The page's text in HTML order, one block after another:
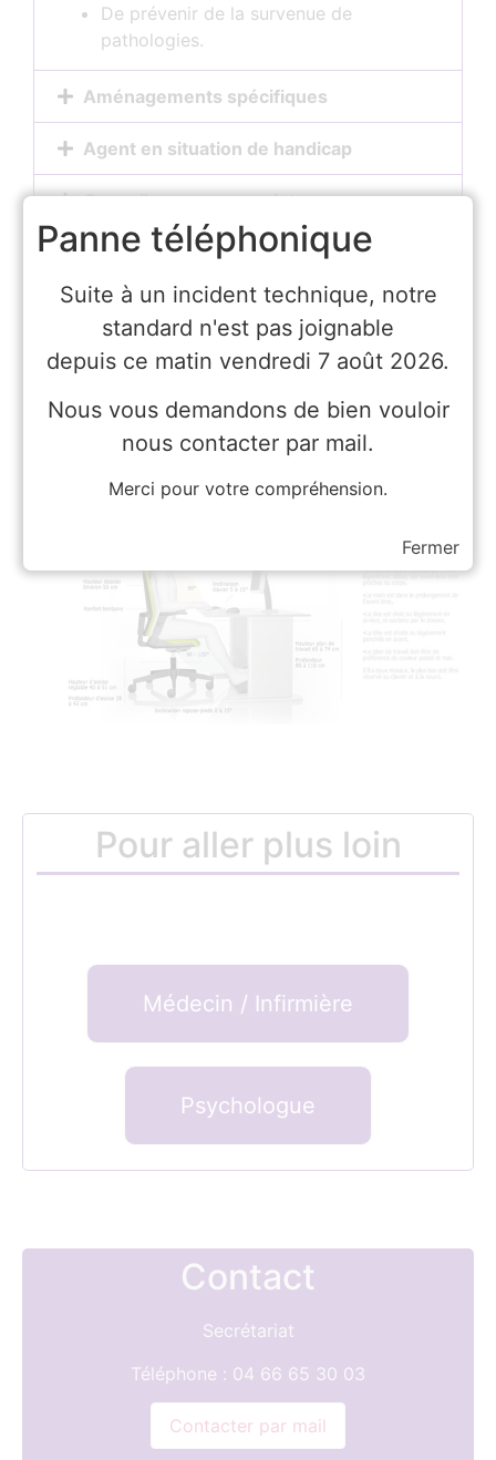
De prévenir de la survenue de
pathologies.
Aménagements spécifiques
Agent en situation de handicap
Conseils pour vos projets
Mesure
Exemple d'application en
ergonomie
Pour aller plus loin
Médecin / Infirmière
Psychologue
Contact
Secrétariat
Téléphone : 04 66 65 30 03
Fermer
Panne téléphonique
Suite à un incident technique, notre
standard n'est pas joignable
depuis ce matin vendredi 7 août 2026.
Nous vous demandons de bien vouloir
nous contacter par mail.
Merci pour votre compréhension.